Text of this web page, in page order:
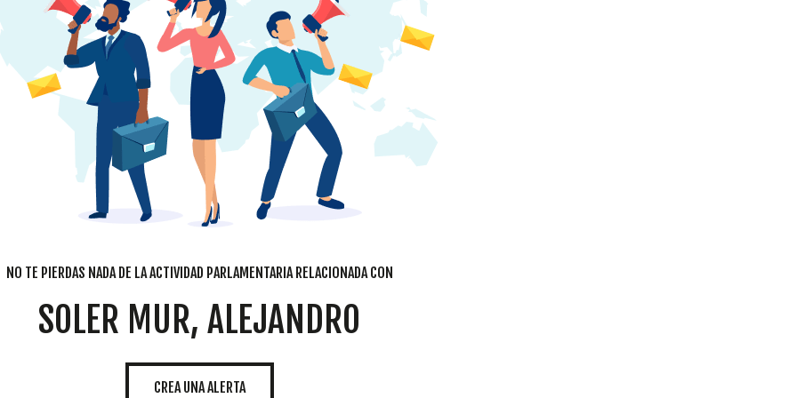
NO TE PIERDAS NADA DE LA ACTIVIDAD PARLAMENTARIA RELACIONADA CON
SOLER MUR, ALEJANDRO
CREA UNA ALERTA